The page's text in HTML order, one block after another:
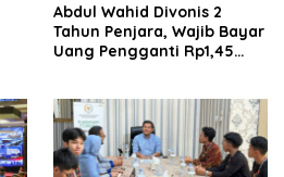
‎‎Abdul Wahid Divonis 2
Tahun Penjara, Wajib Bayar
Uang Pengganti Rp1,45